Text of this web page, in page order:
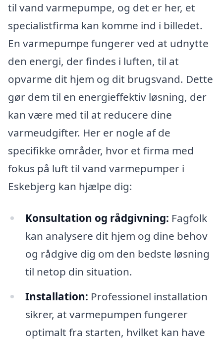
til vand varmepumpe, og det er her, et
specialistfirma kan komme ind i billedet.
En varmepumpe fungerer ved at udnytte
den energi, der findes i luften, til at
opvarme dit hjem og dit brugsvand. Dette
gør dem til en energieffektiv løsning, der
kan være med til at reducere dine
varmeudgifter. Her er nogle af de
specifikke områder, hvor et firma med
fokus på luft til vand varmepumper i
Eskebjerg kan hjælpe dig:
Konsultation og rådgivning: Fagfolk
kan analysere dit hjem og dine behov
og rådgive dig om den bedste løsning
til netop din situation.
Installation: Professionel installation
sikrer, at varmepumpen fungerer
optimalt fra starten, hvilket kan have